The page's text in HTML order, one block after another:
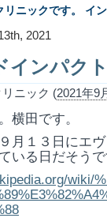
ニックです。 イ
2021
インパク
ニック (2021年9
横田です。
月１３日にエ
いる日だそう
wiki/